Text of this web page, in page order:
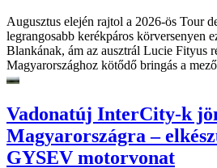
Augusztus elején rajtol a 2026-ös Tour
legrangosabb kerékpáros körversenyen
Blankának, ám az ausztrál Lucie Fityus
Magyarországhoz kötődő bringás a
Vadonatúj InterCity-k
Magyarországra –
GYSEV motorvonat